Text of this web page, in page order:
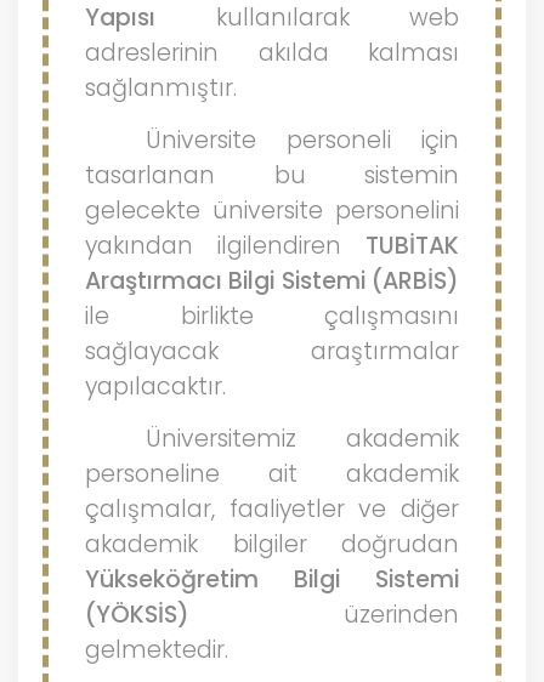
Yapısı kullanılarak web
adreslerinin akılda kalması
sağlanmıştır.
Üniversite personeli için
tasarlanan bu sistemin
gelecekte üniversite personelini
yakından ilgilendiren TUBİTAK
Araştırmacı Bilgi Sistemi (ARBİS)
ile birlikte çalışmasını
sağlayacak araştırmalar
yapılacaktır.
Üniversitemiz akademik
personeline ait akademik
çalışmalar, faaliyetler ve diğer
akademik bilgiler doğrudan
Yükseköğretim Bilgi Sistemi
(YÖKSİS) üzerinden
gelmektedir.